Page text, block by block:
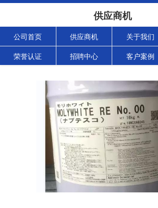
供应商机
公司首页 供应商机 关于我们
荣誉认证 招聘中心 客户案例